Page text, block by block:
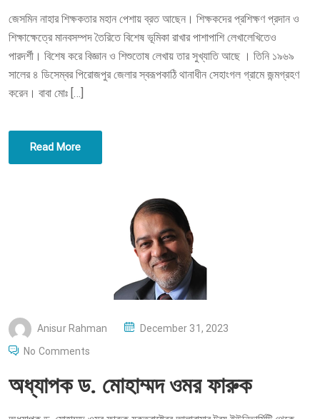
D
O
N
জেসমিন নাহার শিক্ষকতার মহান পেশায় ব্রত আছেন। শিক্ষকদের প্রশিক্ষণ প্রদান ও
শিক্ষাক্ষেত্রে মানবসম্পদ তৈরিতে বিশেষ ভূমিকা রাখার পাশাপাশি লেখালেখিতেও
পারদর্শী। বিশেষ করে বিজ্ঞান ও শিশুতোষ লেখায় তার সুখ্যাতি আছে । তিনি ১৯৬৯
সালের ৪ ডিসেম্বর পিরোজপুর জেলার স্বরূপকাঠি থানাধীন সেহাংগল গ্রামে জন্মগ্রহণ
করেন। বাবা মোঃ […]
Read More
Anisur Rahman
P
T
December 31, 2023
No Comments
অধ্যাপক ড. মোহাম্মদ ওমর ফারুক